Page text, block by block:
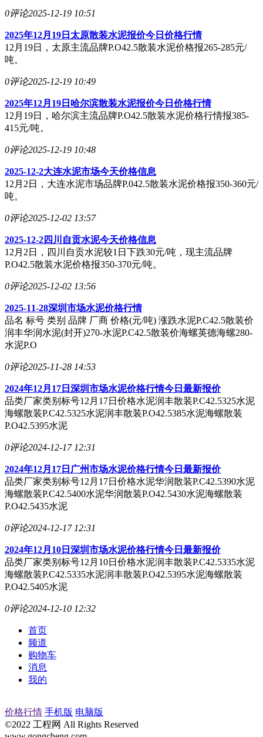
0评论2025-12-19 10:51
2025年12月19日太原散装水泥报价今日价格行情
12月19日，太原主流品牌P.O42.5散装水泥价格报265-285元/
吨。
0评论2025-12-19 10:49
2025年12月19日哈尔滨散装水泥报价今日价格行情
12月19日，哈尔滨主流品牌P.O42.5散装水泥价格行情报385-
415元/吨。
0评论2025-12-19 10:48
2025-12-2大连水泥市场今天价格信息
12月2日，大连水泥市场品牌P.042.5散装水泥价格报350-360元/
吨。
0评论2025-12-02 13:57
2025-12-2四川自贡水泥今天价格信息
12月2日，四川自贡水泥较1日下跌30元/吨，现主流品牌
P.O42.5散装水泥价格报350-370元/吨。
0评论2025-12-02 13:56
2025-11-28深圳市场水泥价格行情
品名 标号 类别 品牌 厂商 价格(元/吨) 涨跌水泥P.C42.5散装价
润丰华润水泥(封开)270-水泥P.C42.5散装价海螺英德海螺280-
水泥P.O
0评论2025-11-28 14:53
2024年12月17日深圳市场水泥价格行情今日最新报价
品类厂家类别标号12月17日价格水泥润丰散装P.C42.5325水泥
海螺散装P.C42.5325水泥润丰散装P.O42.5385水泥海螺散装
P.O42.5395水泥
0评论2024-12-17 12:31
2024年12月17日广州市场水泥价格行情今日最新报价
品类厂家类别标号12月17日价格水泥华润散装P.C42.5390水泥
海螺散装P.C42.5400水泥华润散装P.O42.5430水泥海螺散装
P.O42.5435水泥
0评论2024-12-17 12:31
2024年12月10日深圳市场水泥价格行情今日最新报价
品类厂家类别标号12月10日价格水泥润丰散装P.C42.5335水泥
海螺散装P.C42.5335水泥润丰散装P.O42.5395水泥海螺散装
P.O42.5405水泥
0评论2024-12-10 12:32
首页
频道
购物车
消息
我的
价格行情 手机版 电脑版
©2022 工程网 All Rights Reserved